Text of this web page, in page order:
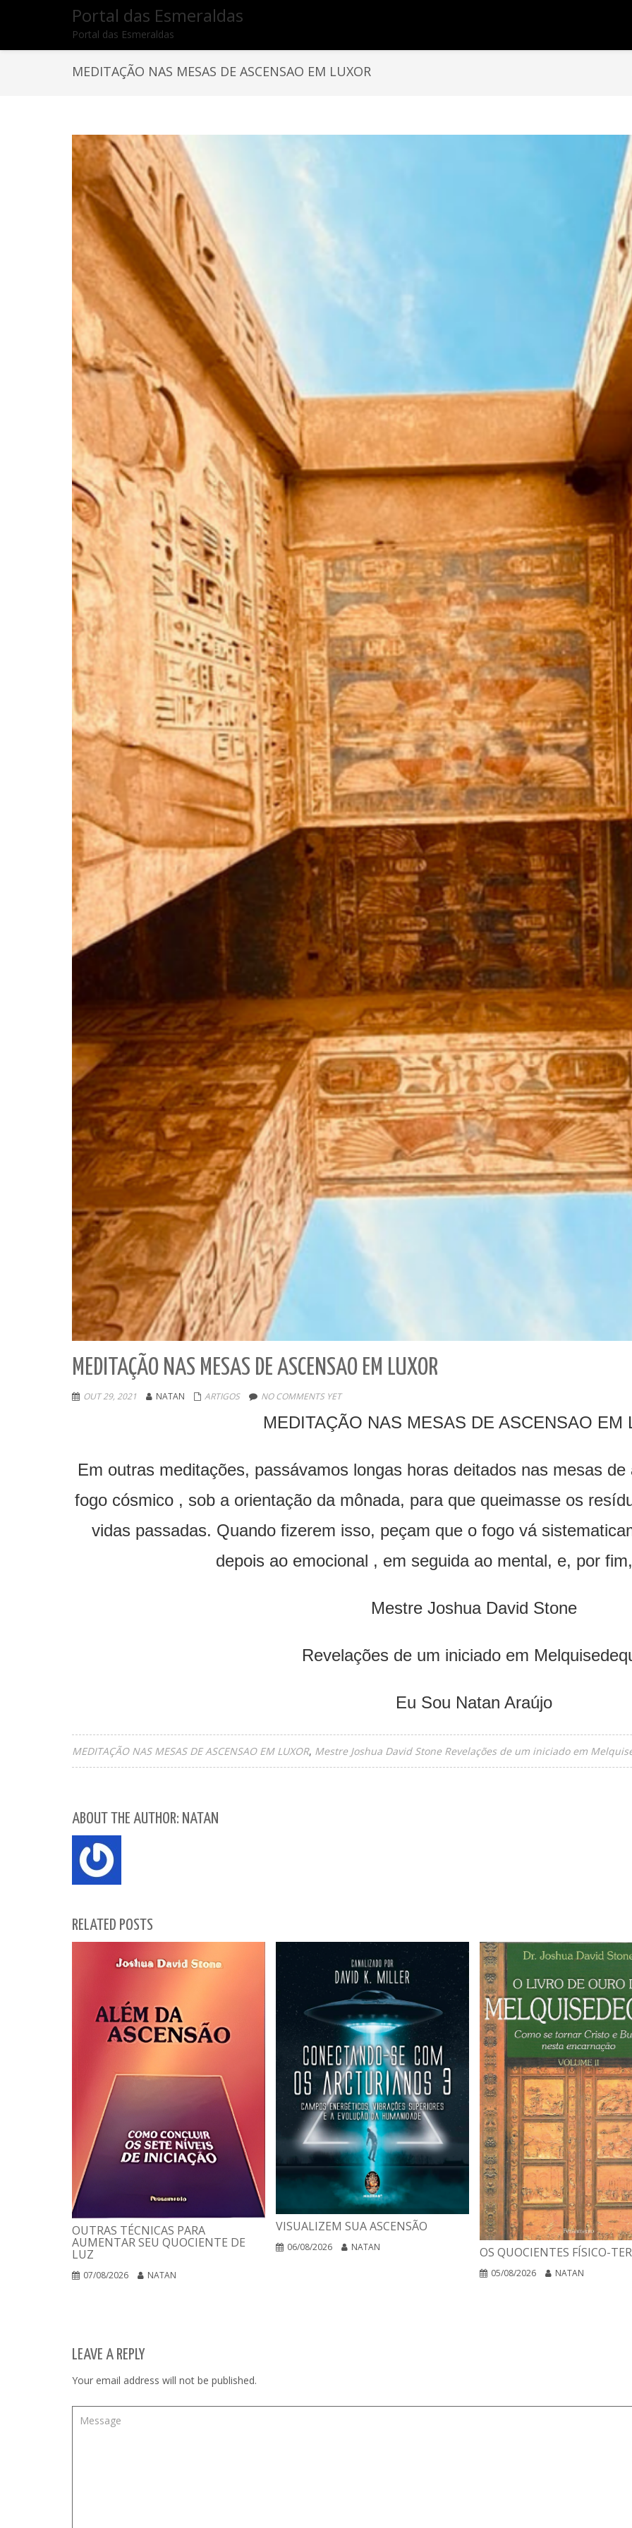
Portal das Esmeraldas
Portal das Esmeraldas
MEDITAÇÃO NAS MESAS DE ASCENSAO EM LUXOR
MEDITAÇÃO NAS MESAS DE ASCENSAO EM LUXOR
OUT 29, 2021 NATAN ARTIGOS NO COMMENTS YET
MEDITAÇÃO NAS MESAS DE ASCENSAO EM
Em outras meditações, passávamos longas horas deitados nas mesas
fogo cósmico , sob a orientação da mônada, para que queimasse os
vidas passadas. Quando fizerem isso, peçam que o fogo vá
depois ao emocional , em seguida ao mental, e, por
Mestre Joshua David Stone
Revelações de um iniciado em
Eu Sou Natan Araújo
MEDITAÇÃO NAS MESAS DE ASCENSAO EM LUXOR Mestre Joshua David Stone Revelações de um iniciado em
ABOUT THE AUTHOR: NATAN
RELATED POSTS
OUTRAS TÉCNICAS PARA
AUMENTAR SEU QUOCIENTE DE
LUZ
07/08/2026 NATAN
VISUALIZEM SUA ASCENSÃO
06/08/2026 NATAN OS QUOCIENTES FÍSICO-
05/08/2026 NATAN
LEAVE A REPLY
Your email address will not be published.